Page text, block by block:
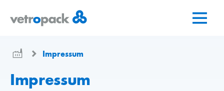
Startseite
Inhalt
Kontakt
Impressum
Impressum